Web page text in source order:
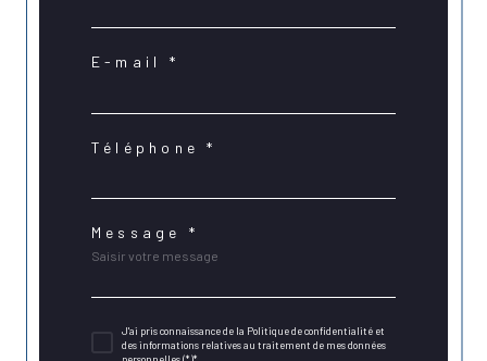
E-mail *
Téléphone *
Message *
J'ai pris connaissance de la Politique de confidentialité et
des informations relatives au traitement de mes données